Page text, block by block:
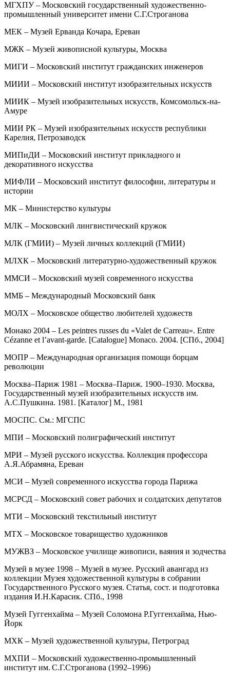
МГХПУ – Московский государственный художественно-
промышленный университет имени С.Г.Строганова
МЕК – Музей Ерванда Кочара, Ереван
МЖК – Музей живописной культуры, Москва
МИГИ – Московский институт гражданских инженеров
МИИИ – Московский институт изобразительных искусств
МИИК – Музей изобразительных искусств, Комсомольск-на-
Амуре
МИИ РК – Музей изобразительных искусств республики
Карелия, Петрозаводск
МИПиДИ – Московский институт прикладного и
декоративного искусства
МИФЛИ – Московский институт философии, литературы и
истории
МК – Министерство культуры
МЛК – Московский лингвистический кружок
МЛК (ГМИИ) – Музей личных коллекций (ГМИИ)
МЛХК – Московский литературно-художественный кружок
ММСИ – Московский музей современного искусства
ММБ – Международный Московский банк
МОЛХ – Московское общество любителей художеств
Монако 2004 – Les peintres russes du «Valet de Carreau». Entre
Cézanne et l’avant-garde. [Catalogue] Monaco. 2004. [СПб., 2004]
МОПР – Международная организация помощи борцам
революции
Москва–Париж 1981 – Москва–Париж. 1900–1930. Москва,
Государственный музей изобразительных искусств им.
А.С.Пушкина. 1981. [Каталог] М., 1981
МОСПС. См.: МГСПС
МПИ – Московский полиграфический институт
МРИ – Музей русского искусства. Коллекция профессора
А.Я.Абрамяна, Ереван
МСИ – Музей современного искусства города Парижа
МСРСД – Московский совет рабочих и солдатских депутатов
МТИ – Московский текстильный институт
МТХ – Московское товарищество художников
МУЖВЗ – Московское училище живописи, ваяния и зодчества
Музей в музее 1998 – Музей в музее. Русский авангард из
коллекции Музея художественной культуры в собрании
Государственного Русского музея. Статья, сост. и подготовка
издания И.Н.Карасик. СПб., 1998
Музей Гуггенхайма – Музей Соломона Р.Гуггенхайма, Нью-
Йорк
МХК – Музей художественной культуры, Петроград
МХПИ – Московский художественно-промышленный
институт им. С.Г.Строганова (1992–1996)